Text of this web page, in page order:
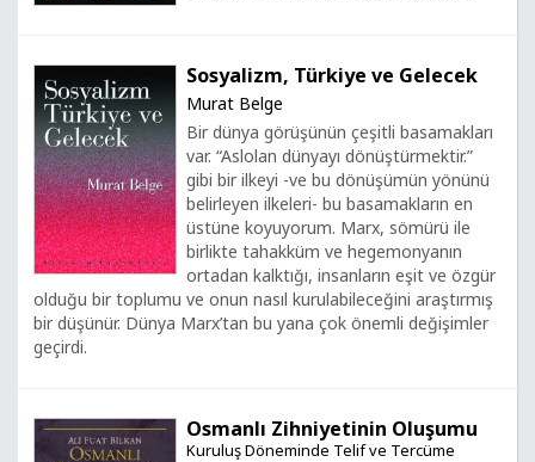
Sosyalizm, Türkiye ve Gelecek
Murat Belge
Bir dünya görüşünün çeşitli basamakları
var. “Aslolan dünyayı dönüştürmektir.”
gibi bir ilkeyi -ve bu dönüşümün yönünü
belirleyen ilkeleri- bu basamakların en
üstüne koyuyorum. Marx, sömürü ile
birlikte tahakküm ve hegemonyanın
ortadan kalktığı, insanların eşit ve özgür
olduğu bir toplumu ve onun nasıl kurulabileceğini araştırmış
bir düşünür. Dünya Marx’tan bu yana çok önemli değişimler
geçirdi.
Osmanlı Zihniyetinin Oluşumu
Kuruluş Döneminde Telif ve Tercüme